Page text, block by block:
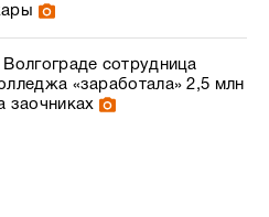
Волгограде сотрудница
«заработала» 2,5 млн
заочниках